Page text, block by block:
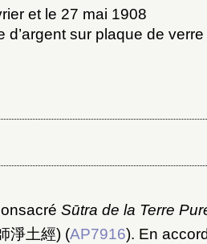
et le 27 mai 1908
d’argent sur plaque de verre
Sūtra de la Terre
淨土經) (AP7916). En